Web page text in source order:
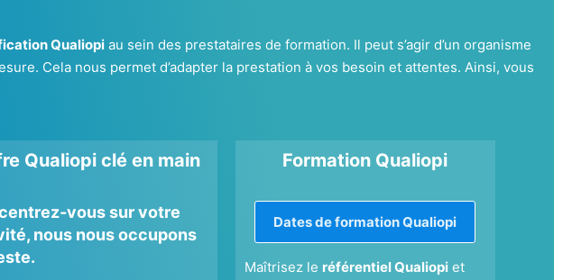
Qualiopi au sein des prestataires de formation. Il peut s’agir d’un organisme
Cela nous permet d’adapter la prestation à vos besoin et attentes. Ainsi, vous
Qualiopi clé en main
vous sur votre
nous nous occupons
Formation Qualiopi
Dates de formation Qualiopi
Maîtrisez le référentiel Qualiopiet